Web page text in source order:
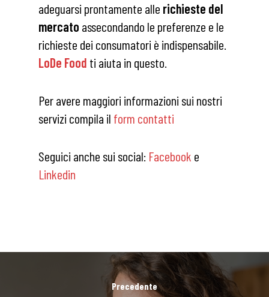
adeguarsi prontamente alle richieste del
mercato assecondando le preferenze e le
richieste dei consumatori è indispensabile.
LoDe Food ti aiuta in questo.
Per avere maggiori informazioni sui nostri
servizi compila il form contatti
Seguici anche sui social: Facebook e
Linkedin
Precedente